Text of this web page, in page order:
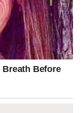
Možete
iscrpiti ako ne
i budete
predugo